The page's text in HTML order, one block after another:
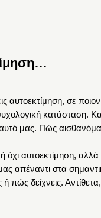
αυτοεκτίμηση, σε
κατάσταση.
μας. Πώς
όχι αυτοεκτίμηση,
απέναντι στα
δείχνεις.